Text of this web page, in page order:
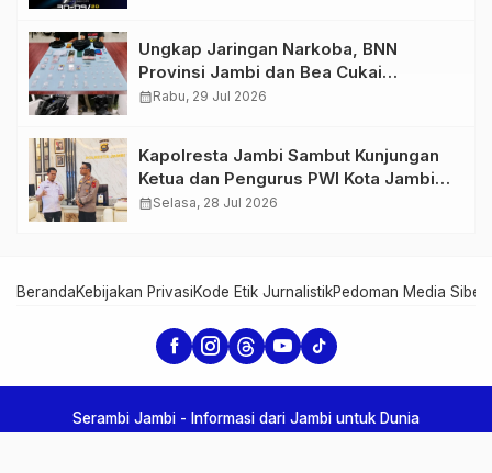
Ungkap Jaringan Narkoba, BNN
Provinsi Jambi dan Bea Cukai
Amankan Sembilan Pelaku beserta
calendar_monthRabu, 29 Jul 2026
Kapolresta Jambi Sambut Kunjungan
Ketua dan Pengurus PWI Kota Jambi
Perkuat Sinergi dan Kolaborasi
calendar_monthSelasa, 28 Jul 2026
BerandaKebijakan PrivasiKode Etik JurnalistikPedoman Media Siber
Serambi Jambi - Informasi dari Jambi untuk Dunia